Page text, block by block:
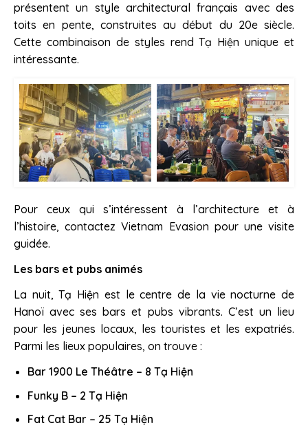
présentent un style architectural français avec des
toits en pente, construites au début du 20e siècle.
Cette combinaison de styles rend Tạ Hiện unique et
intéressante.
Pour ceux qui s’intéressent à l’architecture et à
l’histoire, contactez Vietnam Evasion pour une visite
guidée.
Les bars et pubs animés
La nuit, Tạ Hiện est le centre de la vie nocturne de
Hanoï avec ses bars et pubs vibrants. C’est un lieu
pour les jeunes locaux, les touristes et les expatriés.
Parmi les lieux populaires, on trouve :
Bar 1900 Le Théâtre – 8 Tạ Hiện
Funky B – 2 Tạ Hiện
Fat Cat Bar – 25 Tạ Hiện